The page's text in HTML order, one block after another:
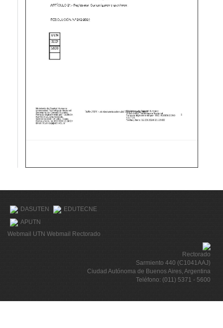
DASUTEN
EDUTECNE
APUTN
Webmail UTN Webmail Rectorado
Rectorado
Sarmiento 440 (C1041AAJ)
Ciudad Autónoma de Buenos Aires, Argentina
Teléfono: (011) 5371 - 5600